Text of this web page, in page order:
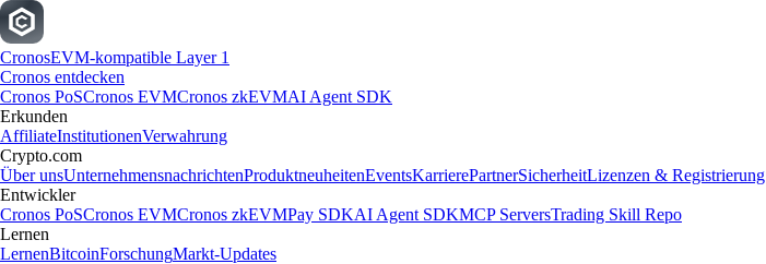
CronosEVM-kompatible Layer 1
Cronos entdecken
Cronos PoSCronos EVMCronos zkEVMAI Agent SDK
Erkunden
AffiliateInstitutionenVerwahrung
Crypto.com
Über unsUnternehmensnachrichtenProduktneuheitenEventsKarrierePartnerSicherheitLizenzen & Registrierung
Entwickler
Cronos PoSCronos EVMCronos zkEVMPay SDKAI Agent SDKMCP ServersTrading Skill Repo
Lernen
LernenBitcoinForschungMarkt-Updates